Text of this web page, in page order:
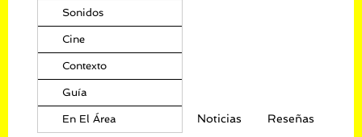
Sonidos
Cine
Contexto
Guía
En El Área Noticias Reseñas